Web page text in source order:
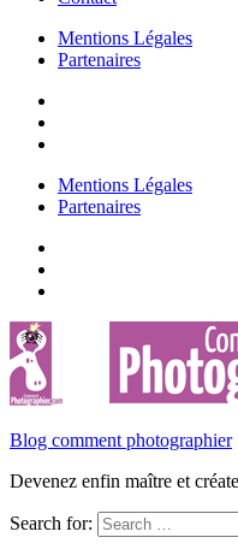
Mentions Légales
Partenaires
Mentions Légales
Partenaires
Blog comment photographier
Devenez enfin maître et
Search for: